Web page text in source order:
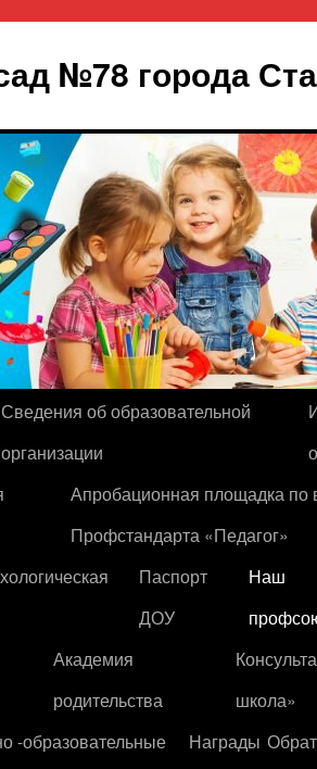
№78 города
Сведения об образовательной
организации
Апробационная площадка по
Профстандарта «Педагог»
Паспорт
ДОУ
Наш
Академия
родительства
школа»
-образовательные
Награды